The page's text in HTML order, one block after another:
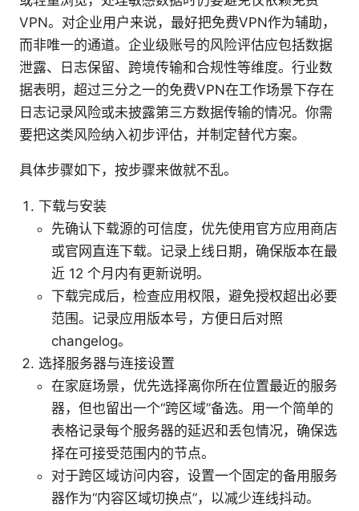
VPN。对企业用户来说，最好把免费VPN作为辅助，
而非唯一的通道。企业级账号的风险评估应包括数据
泄露、日志保留、跨境传输和合规性等维度。行业数
据表明，超过三分之一的免费VPN在工作场景下存在
日志记录风险或未披露第三方数据传输的情况。你需
要把这类风险纳入初步评估，并制定替代方案。
具体步骤如下，按步骤来做就不乱。
下载与安装
先确认下载源的可信度，优先使用官方应用商店
或官网直连下载。记录上线日期，确保版本在最
近 12 个月内有更新说明。
下载完成后，检查应用权限，避免授权超出必要
范围。记录应用版本号，方便日后对照
changelog。
选择服务器与连接设置
在家庭场景，优先选择离你所在位置最近的服务
器，但也留出一个“跨区域”备选。用一个简单的
表格记录每个服务器的延迟和丢包情况，确保选
择在可接受范围内的节点。
对于跨区域访问内容，设置一个固定的备用服务
器作为“内容区域切换点”，以减少连线抖动。